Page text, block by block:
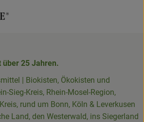
über 25 Jahren.
| Biokisten, Ökokisten und
Sieg-Kreis, Rhein-Mosel-Region,
rund um Bonn, Köln & Leverkusen
Land, den Westerwald, ins Siegerland